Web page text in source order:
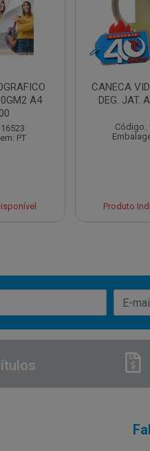
A4
PT
CANECA
DEG. JAT.
Código:
Produto